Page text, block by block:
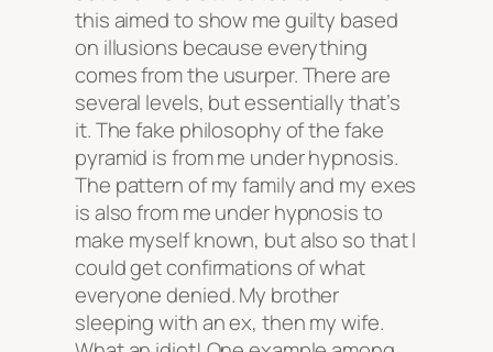
this aimed to show me guilty based
on illusions because everything
comes from the usurper. There are
several levels, but essentially that’s
it. The fake philosophy of the fake
pyramid is from me under hypnosis.
The pattern of my family and my exes
is also from me under hypnosis to
make myself known, but also so that I
could get confirmations of what
everyone denied. My brother
sleeping with an ex, then my wife.